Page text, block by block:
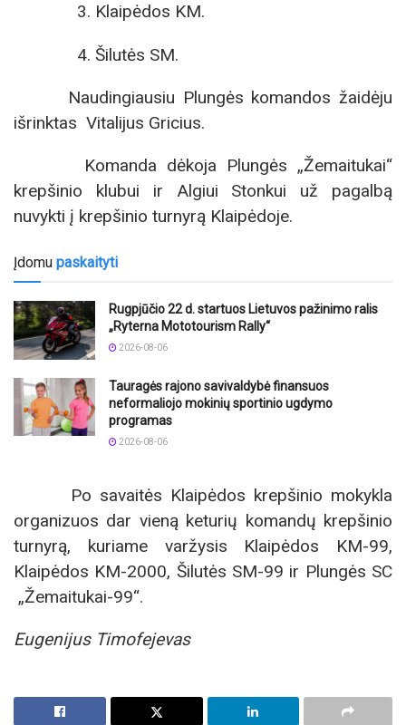
3. Klaipėdos KM.
4. Šilutės SM.
Naudingiausiu Plungės komandos žaidėju
išrinktas Vitalijus Gricius.
Komanda dėkoja Plungės „Žemaitukai“
krepšinio klubui ir Algiui Stonkui už pagalbą
nuvykti į krepšinio turnyrą Klaipėdoje.
Įdomu paskaityti
Rugpjūčio 22 d. startuos Lietuvos pažinimo ralis
„Ryterna Mototourism Rally“
2026-08-06
Tauragės rajono savivaldybė finansuos
neformaliojo mokinių sportinio ugdymo
programas
2026-08-06
Po savaitės Klaipėdos krepšinio mokykla
organizuos dar vieną keturių komandų krepšinio
turnyrą, kuriame varžysis Klaipėdos KM-99,
Klaipėdos KM-2000, Šilutės SM-99 ir Plungės SC
„Žemaitukai-99“.
Eugenijus Timofejevas